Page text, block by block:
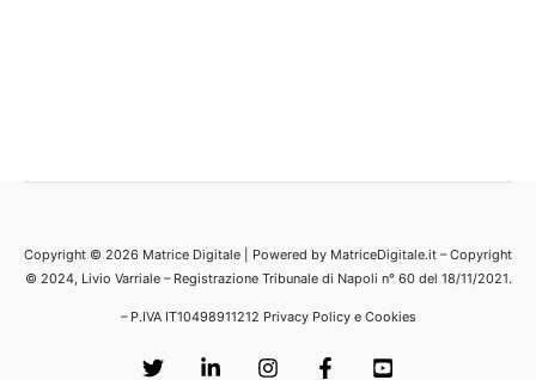
Copyright © 2026 Matrice Digitale | Powered by MatriceDigitale.it – Copyright
© 2024, Livio Varriale – Registrazione Tribunale di Napoli n° 60 del 18/11/2021.
– P.IVA IT10498911212 Privacy Policy e Cookies